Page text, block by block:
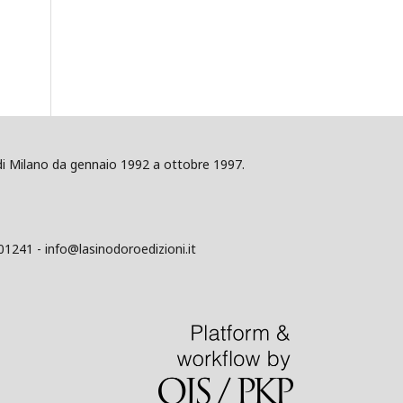
Milano da gennaio 1992 a ottobre 1997.
- info@lasinodoroedizioni.it